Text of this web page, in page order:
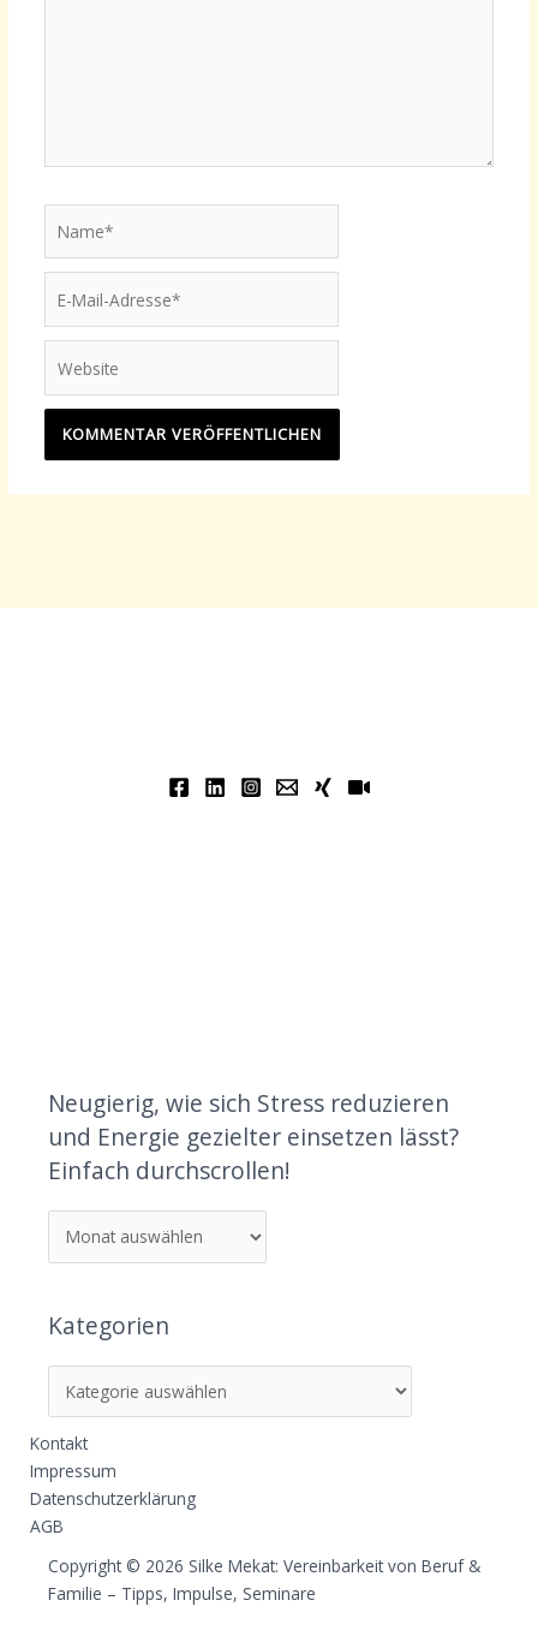
Mail-
Adresse*
Neugierig, wie sich Stress reduzieren
und Energie gezielter einsetzen lässt?
Einfach durchscrollen!
Kategorien
Kontakt
Impressum
Datenschutzerklärung
AGB
Copyright © 2026 Silke Mekat: Vereinbarkeit von Beruf &
Familie – Tipps, Impulse, Seminare